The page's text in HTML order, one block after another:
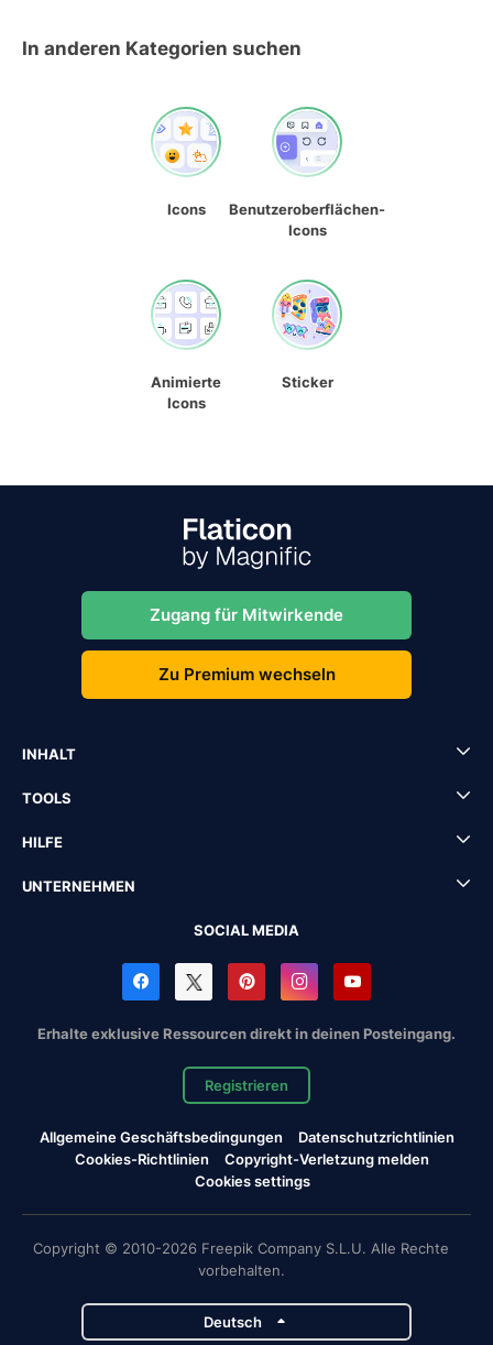
In anderen Kategorien suchen
Icons
Benutzeroberflächen-
Icons
Animierte
Icons
Sticker
Zugang für Mitwirkende
Zu Premium wechseln
INHALT
TOOLS
HILFE
UNTERNEHMEN
SOCIAL MEDIA
Erhalte exklusive Ressourcen direkt in deinen Posteingang.
Registrieren
Allgemeine Geschäftsbedingungen
Datenschutzrichtlinien
Cookies-Richtlinien
Copyright-Verletzung melden
Cookies settings
Copyright © 2010-2026 Freepik Company S.L.U. Alle Rechte
vorbehalten.
Deutsch